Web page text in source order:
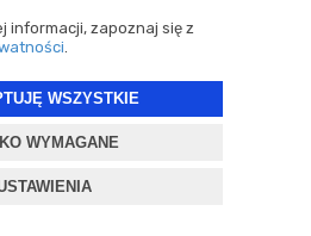
informacji, zapoznaj się z
.
WSZYSTKIE
WYMAGANE
316
Warszawa
– Piątek: 10:00-18:00
16:00